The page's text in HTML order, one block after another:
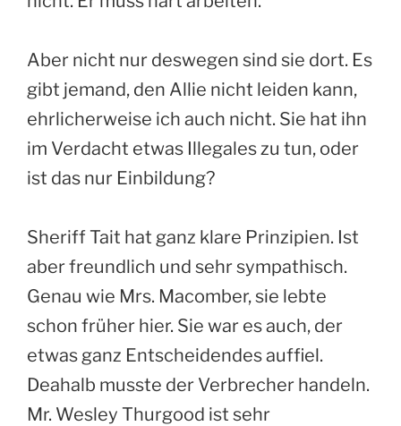
Aber nicht nur deswegen sind sie dort. Es
gibt jemand, den Allie nicht leiden kann,
ehrlicherweise ich auch nicht. Sie hat ihn
im Verdacht etwas Illegales zu tun, oder
ist das nur Einbildung?
Sheriff Tait hat ganz klare Prinzipien. Ist
aber freundlich und sehr sympathisch.
Genau wie Mrs. Macomber, sie lebte
schon früher hier. Sie war es auch, der
etwas ganz Entscheidendes auffiel.
Deahalb musste der Verbrecher handeln.
Mr. Wesley Thurgood ist sehr